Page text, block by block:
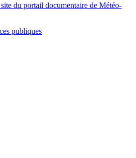
du portail documentaire de Météo-
publiques